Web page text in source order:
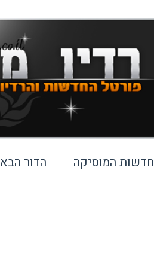
חדשות המוסיקה הדור הבא